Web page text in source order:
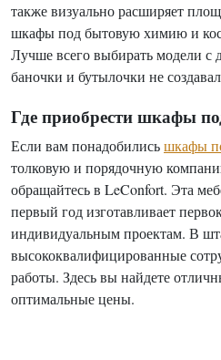
также визуально расширяет
шкафы под бытовую химию и
Лучше всего выбирать модели с
баночки и бутылочки не
Где приобрести шкафы
Если вам понадобилисьшкафы
толковую и порядочную
обращайтесь в LeConfort. Эта
первый год изготавливает
индивидуальным проектам. В
высококвалифицированные
работы. Здесь вы найдете
оптимальные цены.